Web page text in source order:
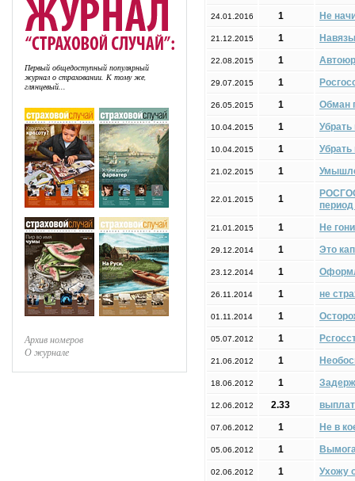
Первый общедоступный популярный
журнал о страховании. К тому же,
глянцевый...
Архив номеров
О журнале
24.01.2016 1 Не
21.12.2015 1
22.08.2015 1
29.07.2015 1
26.05.2015 1 Обман
10.04.2015 1
10.04.2015 1
21.02.2015 1
22.01.2015 1
21.01.2015 1 Не
29.12.2014 1 Это
23.12.2014 1
26.11.2014 1 не
01.11.2014 1
05.07.2012 1
21.06.2012 1
18.06.2012 1
12.06.2012 2.33
07.06.2012 1 Не в
05.06.2012 1
02.06.2012 1 Ухожу